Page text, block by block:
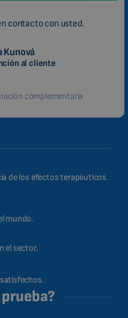
contacto con usted.
Kunová
al cliente
complementaria
de los efectos terapéuticos.
mundo.
el sector.